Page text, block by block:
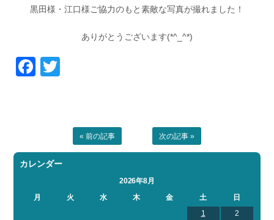
黒田様・江口様ご協力のもと素敵な写真が撮れました！
ありがとうございます(*^_^*)
Facebook
« 前の記事 次の記事 »
カレンダー
2026年8月
月
火 水 木 金 土
日
1
2